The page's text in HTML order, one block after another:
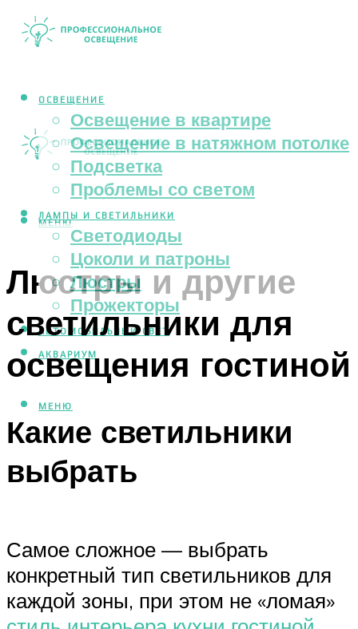
ОСВЕЩЕНИЕ
Освещение в квартире
Освещение в натяжном потолке
Подсветка
Проблемы со светом
ЛАМПЫ И СВЕТИЛЬНИКИ
Светодиоды
Цоколи и патроны
Люстры
Прожекторы
АВТОМОБИЛЬНЫЙ СВЕТ
АКВАРИУМ
МЕНЮ
МЕНЮ
Люстры и другие
светильники для
освещения гостиной
Какие светильники
выбрать
Самое сложное — выбрать
конкретный тип светильников для
каждой зоны, при этом не «ломая»